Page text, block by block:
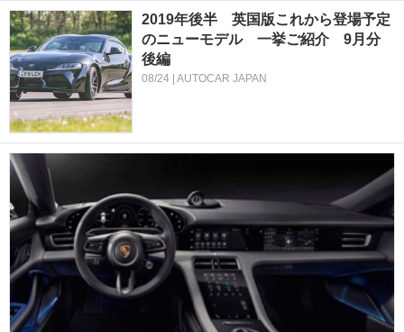
2019年後半 英国版これから登場予定
のニューモデル 一挙ご紹介 9月分
後編
08/24 | AUTOCAR JAPAN